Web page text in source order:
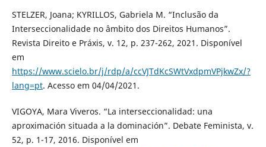
STELZER, Joana; KYRILLOS, Gabriela M. “Inclusão da
Interseccionalidade no âmbito dos Direitos Humanos”.
Revista Direito e Práxis, v. 12, p. 237-262, 2021. Disponível
em
https://www.scielo.br/j/rdp/a/ccVJTdKcSWtVxdpmVPjkwZx/?
lang=pt. Acesso em 04/04/2021.
VIGOYA, Mara Viveros. “La interseccionalidad: una
aproximación situada a la dominación”. Debate Feminista, v.
52, p. 1-17, 2016. Disponível em